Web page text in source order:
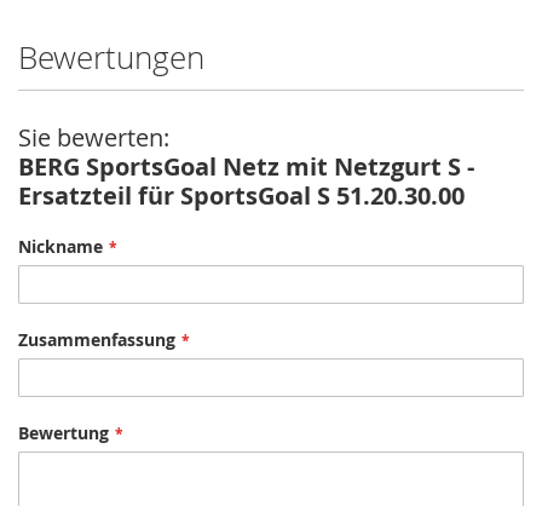
Bewertungen
Sie bewerten:
BERG SportsGoal Netz mit Netzgurt S -
Ersatzteil für SportsGoal S 51.20.30.00
Nickname
Zusammenfassung
Bewertung